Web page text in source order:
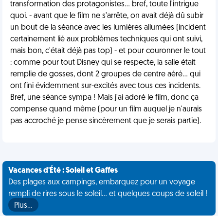
transformation des protagonistes… bref, toute l'intrigue
quoi. - avant que le film ne s'arrête, on avait déjà dû subir
un bout de la séance avec les lumières allumées (incident
certainement lié aux problèmes techniques qui ont suivi,
mais bon, c'était déjà pas top) - et pour couronner le tout
: comme pour tout Disney qui se respecte, la salle était
remplie de gosses, dont 2 groupes de centre aéré… qui
ont fini évidemment sur-excités avec tous ces incidents.
Bref, une séance sympa ! Mais j'ai adoré le film, donc ça
compense quand même (pour un film auquel je n'aurais
pas accroché je pense sincèrement que je serais partie).
Vacances d'Été : Soleil et Gaffes
Des plages aux campings, embarquez pour un voyage
rempli de rires sous le soleil... et quelques coups de soleil !
Plus…